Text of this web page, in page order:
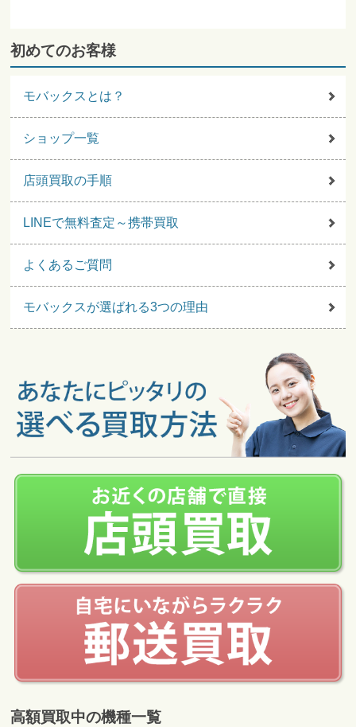
初めてのお客様
モバックスとは？
ショップ一覧
店頭買取の手順
LINEで無料査定～携帯買取
よくあるご質問
モバックスが選ばれる3つの理由
高額買取中の機種一覧